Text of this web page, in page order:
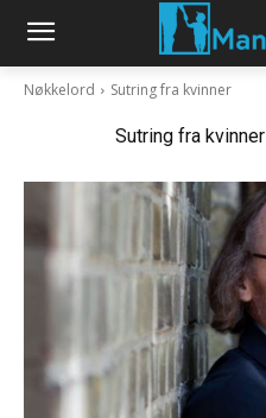
Nøkkelord Sutring fra kvinner
Sutring fra kvinner